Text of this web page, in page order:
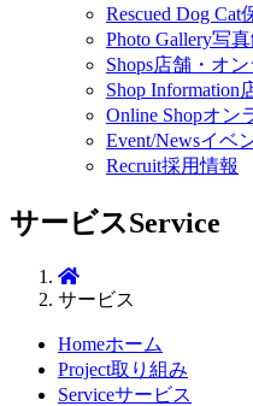
Rescued Dog Cat
Photo Gallery写
Shops店舗・オ
Shop Information
Online Shopオン
Event/Newsイベ
Recruit採用情報
サービスService
サービス
Homeホーム
Project取り組み
Serviceサービス